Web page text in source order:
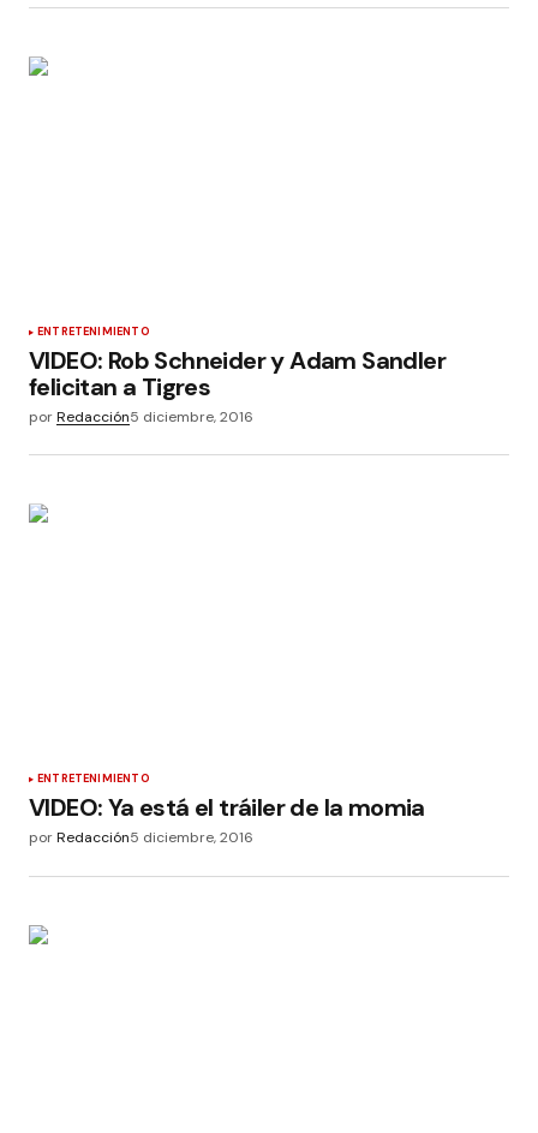
ENTRETENIMIENTO
VIDEO: Rob Schneider y Adam Sandler
felicitan a Tigres
porRedacción5 diciembre, 2016
ENTRETENIMIENTO
VIDEO: Ya está el tráiler de la momia
porRedacción5 diciembre, 2016